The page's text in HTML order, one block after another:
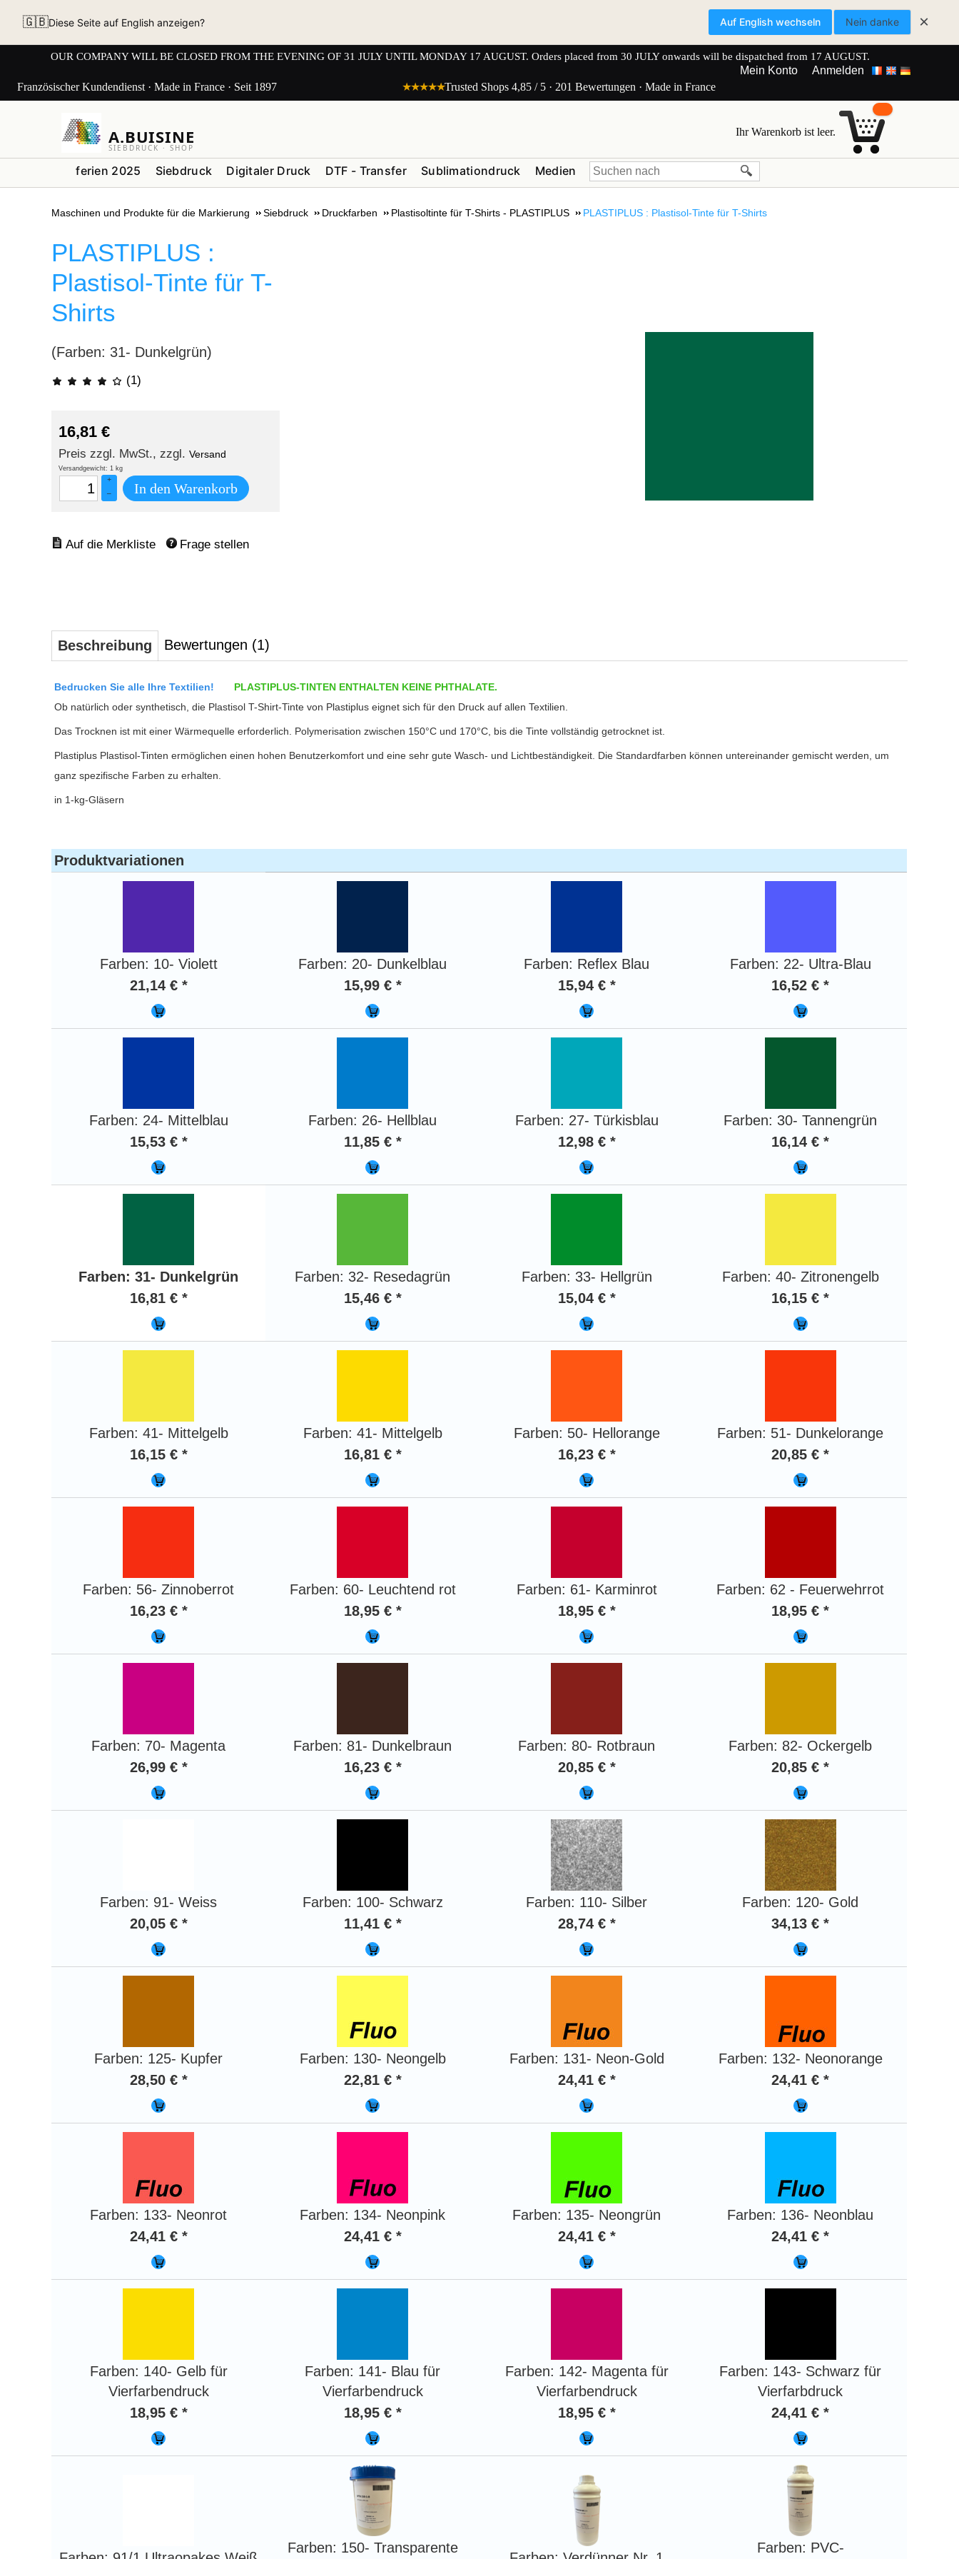
🇬🇧Diese Seite auf English anzeigen? Auf English wechseln Nein danke ×
OUR COMPANY WILL BE CLOSED FROM THE EVENING OF 31 JULY UNTIL MONDAY 17 AUGUST. Orders placed from 30 JULY onwards will be dispatched from 17 AUGUST.
Mein Konto
Anmelden
Französischer Kundendienst · Made in France · Seit 1897
★★★★★Trusted Shops 4,85 / 5 · 201 Bewertungen · Made in France
A.BUISINE
SIEBDRUCK · SHOP
Ihr Warenkorb ist leer.
ferien 2025 Siebdruck Digitaler Druck DTF - Transfer Sublimationdruck Medien
Maschinen und Produkte für die Markierung Siebdruck Druckfarben Plastisoltinte für T-Shirts - PLASTIPLUS PLASTIPLUS : Plastisol-Tinte für T-Shirts
PLASTIPLUS :
Plastisol-Tinte für T-
Shirts
(Farben: 31- Dunkelgrün)
(1)
16,81 €
Preis zzgl. MwSt., zzgl.Versand
Versandgewicht: 1 kg
+
–
In den Warenkorb
Frage stellen
Beschreibung Bewertungen (1)
Bedrucken Sie alle Ihre Textilien!
PLASTIPLUS-TINTEN ENTHALTEN KEINE PHTHALATE.
Ob natürlich oder synthetisch, die Plastisol T-Shirt-Tinte von Plastiplus eignet sich für den Druck auf allen Textilien.
Das Trocknen ist mit einer Wärmequelle erforderlich. Polymerisation zwischen 150°C und 170°C, bis die Tinte vollständig getrocknet ist.
Plastiplus Plastisol-Tinten ermöglichen einen hohen Benutzerkomfort und eine sehr gute Wasch- und Lichtbeständigkeit. Die Standardfarben können untereinander gemischt werden, um
ganz spezifische Farben zu erhalten.
in 1-kg-Gläsern
Produktvariationen
Farben: 10- Violett
21,14 € *
Farben: 20- Dunkelblau
15,99 € *
Farben: Reflex Blau
15,94 € *
Farben: 22- Ultra-Blau
16,52 € *
Farben: 24- Mittelblau
15,53 € *
Farben: 26- Hellblau
11,85 € *
Farben: 27- Türkisblau
12,98 € *
Farben: 30- Tannengrün
16,14 € *
Farben: 31- Dunkelgrün
16,81 € *
Farben: 32- Resedagrün
15,46 € *
Farben: 33- Hellgrün
15,04 € *
Farben: 40- Zitronengelb
16,15 € *
Farben: 41- Mittelgelb
16,15 € *
Farben: 41- Mittelgelb
16,81 € *
Farben: 50- Hellorange
16,23 € *
Farben: 51- Dunkelorange
20,85 € *
Farben: 56- Zinnoberrot
16,23 € *
Farben: 60- Leuchtend rot
18,95 € *
Farben: 61- Karminrot
18,95 € *
Farben: 62 - Feuerwehrrot
18,95 € *
Farben: 70- Magenta
26,99 € *
Farben: 81- Dunkelbraun
16,23 € *
Farben: 80- Rotbraun
20,85 € *
Farben: 82- Ockergelb
20,85 € *
Farben: 91- Weiss
20,05 € *
Farben: 100- Schwarz
11,41 € *
Farben: 110- Silber
28,74 € *
Farben: 120- Gold
34,13 € *
Farben: 125- Kupfer
28,50 € *
Farben: 130- Neongelb
22,81 € *
Farben: 131- Neon-Gold
24,41 € *
Farben: 132- Neonorange
24,41 € *
Farben: 133- Neonrot
24,41 € *
Farben: 134- Neonpink
24,41 € *
Farben: 135- Neongrün
24,41 € *
Farben: 136- Neonblau
24,41 € *
Farben: 140- Gelb für
Vierfarbendruck
18,95 € *
Farben: 141- Blau für
Vierfarbendruck
18,95 € *
Farben: 142- Magenta für
Vierfarbendruck
18,95 € *
Farben: 143- Schwarz für
Vierfarbdruck
24,41 € *
Farben: 150- Transparente Farben: PVC-